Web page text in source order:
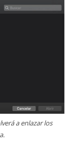
a enlazar los